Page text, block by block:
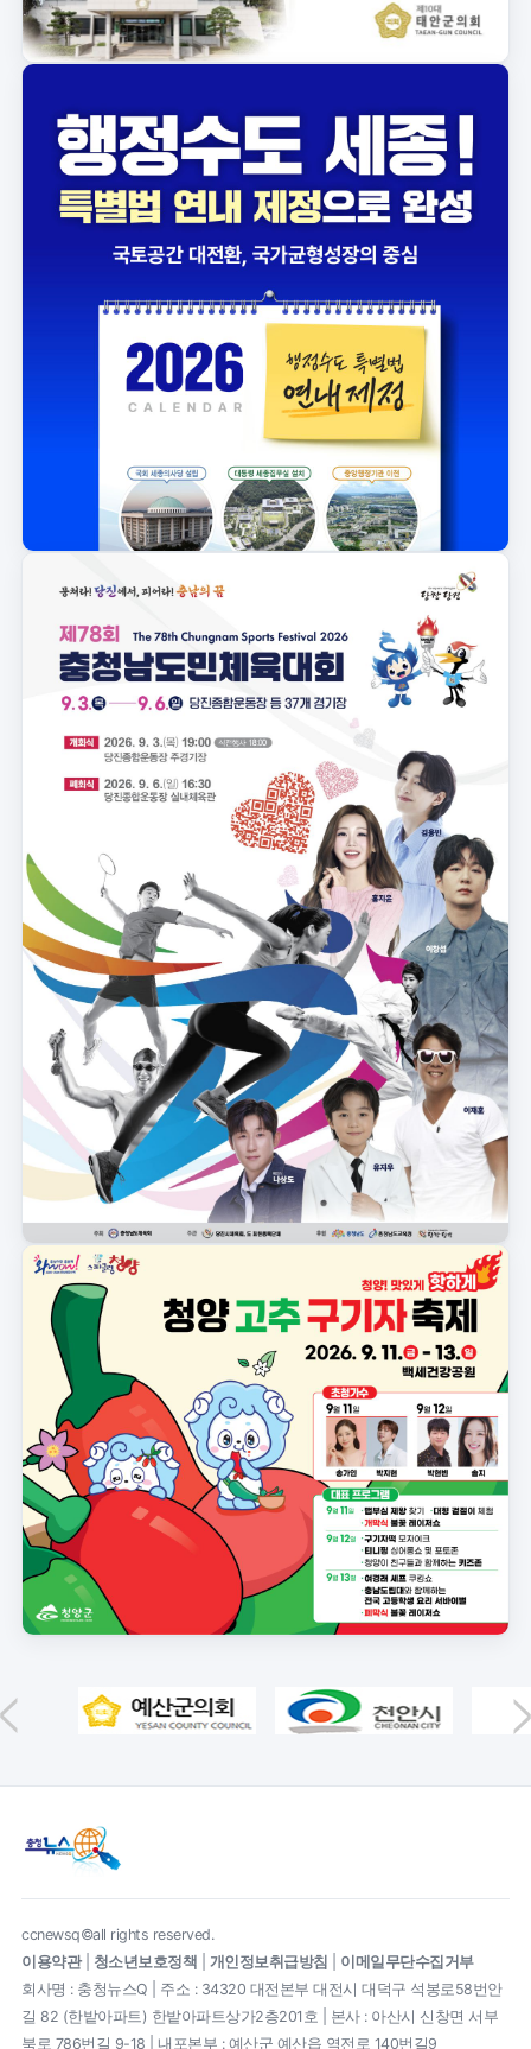
ccnewsq©all rights reserved.
이용약관| 청소년보호정책 개인정보취급방침
이메일무단수집거부
회사명 : 충청뉴스Q | 주소 : 34320 대전본부 대전시 대덕구 석봉로58번안
길 82 (한밭아파트) 한밭아파트상가2층201호 | 본사 : 아산시 신창면 서부
북로 786번길 9-18 | 내포본부 : 예산군 예산읍 역전로 140번길9